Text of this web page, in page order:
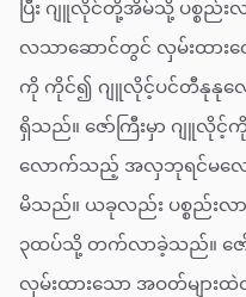
ပြီး ဂျူလိုင်တို့အိမ်သို့ ပစ္စည်
လသာဆောင်တွင် လှမ်းထား
ကို ကိုင်၍ ဂျူလိုင့်ပင်တီနုနုလေ
ရှိသည်။ ဇော်ကြီးမှာ ဂျူလိုင့်ကို
လောက်သည့် အလှဘုရင်မလေး
မိသည်။ ယခုလည်း ပစ္စည်းလာ
၃ထပ်သို့ တက်လာခဲ့သည်။ ဇော်
လှမ်းထားသော အဝတ်များ